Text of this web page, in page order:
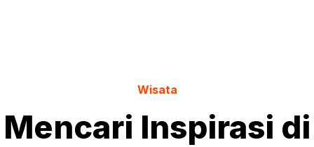
Wisata
Mencari Inspirasi di